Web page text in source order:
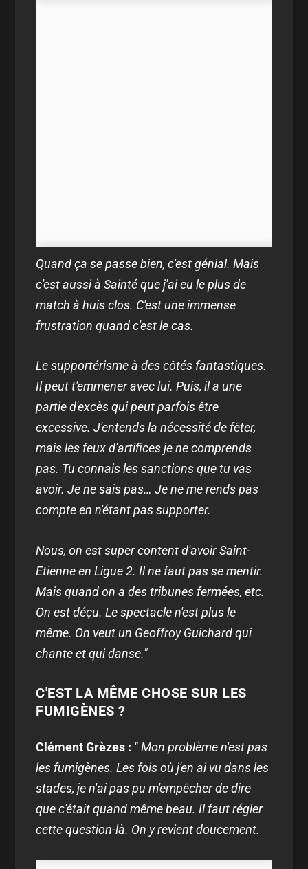
Quand ça se passe bien, c'est génial. Mais
c'est aussi à Sainté que j'ai eu le plus de
match à huis clos. C'est une immense
frustration quand c'est le cas.
Le supportérisme à des côtés fantastiques.
Il peut t'emmener avec lui. Puis, il a une
partie d'excès qui peut parfois être
excessive. J'entends la nécessité de fêter,
mais les feux d'artifices je ne comprends
pas. Tu connais les sanctions que tu vas
avoir. Je ne sais pas… Je ne me rends pas
compte en n'étant pas supporter.
Nous, on est super content d'avoir Saint-
Etienne en Ligue 2. Il ne faut pas se mentir.
Mais quand on a des tribunes fermées, etc.
On est déçu. Le spectacle n'est plus le
même. On veut un Geoffroy Guichard qui
chante et qui danse."
C'EST LA MÊME CHOSE SUR LES
FUMIGÈNES ?
Clément Grèzes : " Mon problème n'est pas
les fumigènes. Les fois où j'en ai vu dans les
stades, je n'ai pas pu m'empêcher de dire
que c'était quand même beau. Il faut régler
cette question-là. On y revient doucement.